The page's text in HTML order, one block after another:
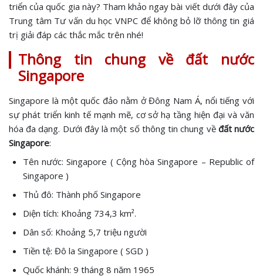
triển của quốc gia này? Tham khảo ngay bài viết dưới đây của
Trung tâm Tư vấn du học VNPC để không bỏ lỡ thông tin giá
trị giải đáp các thắc mắc trên nhé!
Thông tin chung về đất nước
Singapore
Singapore là một quốc đảo nằm ở Đông Nam Á, nổi tiếng với
sự phát triển kinh tế mạnh mẽ, cơ sở hạ tầng hiện đại và văn
hóa đa dạng. Dưới đây là một số thông tin chung về đất nước
Singapore:
Tên nước: Singapore ( Cộng hòa Singapore – Republic of
Singapore )
Thủ đô: Thành phố Singapore
Diện tích: Khoảng 734,3 km².
Dân số: Khoảng 5,7 triệu người
Tiền tệ: Đô la Singapore ( SGD )
Quốc khánh: 9 tháng 8 năm 1965